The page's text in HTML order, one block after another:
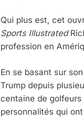
Qui plus est, cet
Sports Illustrated
profession en
En se basant sur
Trump depuis
centaine de
personnalités qui